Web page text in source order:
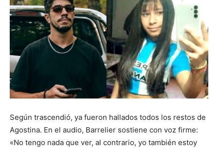
Según trascendió, ya fueron hallados todos los restos de
Agostina. En el audio, Barrelier sostiene con voz firme:
«No tengo nada que ver, al contrario, yo también estoy